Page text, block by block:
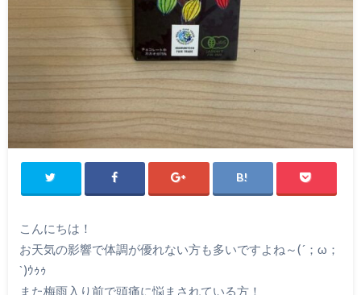
こんにちは！
お天気の影響で体調が優れない方も多いですよね～(´；ω；
`)ｳｩｩ
また梅雨入り前で頭痛に悩まされている方！